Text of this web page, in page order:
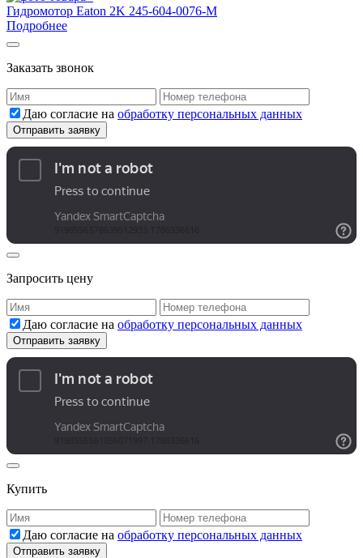
Гидромотор Eaton 2K 245-604-0076-M
Подробнее
Заказать звонок
Даю согласие на обработку персональных данных
Запросить цену
Даю согласие на обработку персональных данных
Купить
Даю согласие на обработку персональных данных